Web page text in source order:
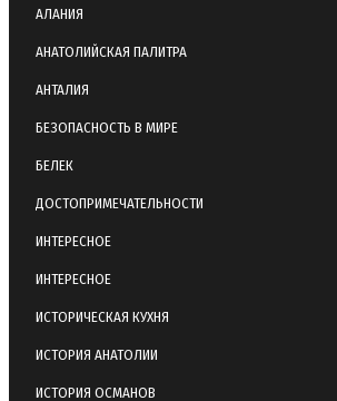
АЛАНИЯ
АНАТОЛИЙСКАЯ ПАЛИТРА
АНТАЛИЯ
БЕЗОПАСНОСТЬ В МИРЕ
БЕЛЕК
ДОСТОПРИМЕЧАТЕЛЬНОСТИ
ИНТЕРЕСНОЕ
ИНТЕРЕСНОЕ
ИСТОРИЧЕСКАЯ КУХНЯ
ИСТОРИЯ АНАТОЛИИ
ИСТОРИЯ ОСМАНОВ